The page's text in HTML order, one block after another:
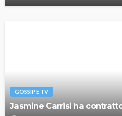
GOSSIP E TV
Jasmine Carrisi ha